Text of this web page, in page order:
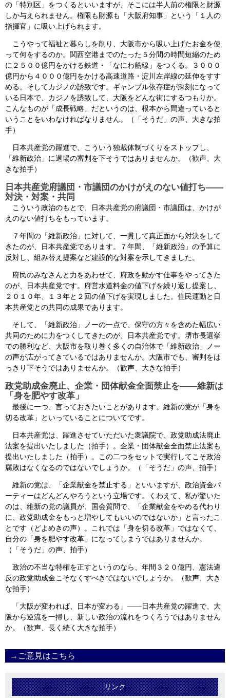
の「特別区」をつくるといいますが、そこには半人前の権限と財源
しか与えられません。権限も財源も「大阪府知事」という「１人の
指揮官」に吸い上げられます。
こうやって福祉と暮らしを削り、大阪市から吸い上げたお金を使
って何をするのか。関西空港までのたった５分間の時間短縮のため
に２５００億円をかける鉄道・「なにわ筋線」をつくる。３０００
億円から４０００億円をかける高速道路・淀川左岸線の延伸をすす
める。そしてカジノの誘致です。ギャンブル依存症が深刻になって
いる日本で、カジノを誘致して、大阪をどんな街にするつもりか。
こんなものが「成長戦略」だというのは、根本から間違っていると
いうことをいわなければなりません。（「そうだ」の声、大きな拍
手）
日本共産党の躍進で、こういう独裁体制づくりをストップし、
「維新政治」に退場の審判を下そうではありませんか。（歓声、大
きな拍手）
日本共産党府議団・市議団のかけがえのない値打ち――
対決・対案・共同
こういう政治のもとで、日本共産党の府議団・市議団は、かけが
えのない値打ちをもっています。
７年間の「維新政治」に対して、一貫して真正面から対決をして
きたのが、日本共産党であります。７年間、「維新政治」の予算に
反対し、組み替え提案など建設的な対案を示してきました。
府民のみなさんと力をあわせて、府政を動かす仕事をやってきた
のが、日本共産党です。府営水道料金の値下げを繰り返し提案し、
２０１０年、１３年と２回の値下げを実現しました。住民運動と日
本共産党との共同の成果であります。
そして、「維新政治」ノーの一点で、保守の方々を含めた幅広い
共同のために力をつくしてきたのが、日本共産党です。堺市長選挙
での勝利など、大阪市を取り巻く多くの自治体で「維新政治」ノー
の声が広がってきているではありませんか。大阪市でも、審判をは
っきり下そうではありませんか。（歓声、大きな拍手）
政党助成金廃止、企業・団体献金全面禁止を――維新は
「身を肥やす改革」
最後に一つ、言っておきたいことがあります。維新の党が「身を
切る改革」といっていることについてです。
日本共産党は、躍進させていただいた衆議院で、政党助成法廃止
法案を提出いたしました（拍手）。企業・団体献金全面禁止法案も
提出いたしました（拍手）。この二つをセットで実行してこそ政治
腐敗はなくなるのではないでしょうか。（「そうだ」の声、拍手）
維新の党は、「企業献金を禁止する」といいますが、政治資金パ
ーティーはどんどんやろうという立場です。くわえて、私が驚いた
のは、維新の党の議員が、国会質問で、「企業献金をやめる代わり
に、政党助成金をもっと増やしてもいいのではないか」と言ったこ
とです（どよめきの声）。これでは「身を切る改革」ではなくて、
自分の「身を肥やす改革」になってしまうではありませんか。
（「そうだ」の声、拍手）
政治の不当な特権を正すというのなら、年間３２０億円、憲法違
反の政党助成金こそなくすべきではないでしょうか。（歓声、大き
な拍手）
「大阪が変われば、日本が変わる」――日本共産党の躍進で、大
阪から逆流を一掃し、新しい政治の流れをつくろうではありません
か。（歓声、長く続く大きな拍手）
→ご意見はこちら
リンク